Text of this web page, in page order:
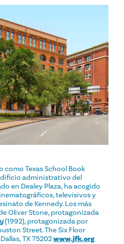
Texas School Book
administrativo del
en Dealey Plaza, ha acogido
televisivos y
de Kennedy. Los más
Oliver Stone, protagonizada
(1992), protagonizada por
Street. The Six Floor
TX 75202www.jfk.org